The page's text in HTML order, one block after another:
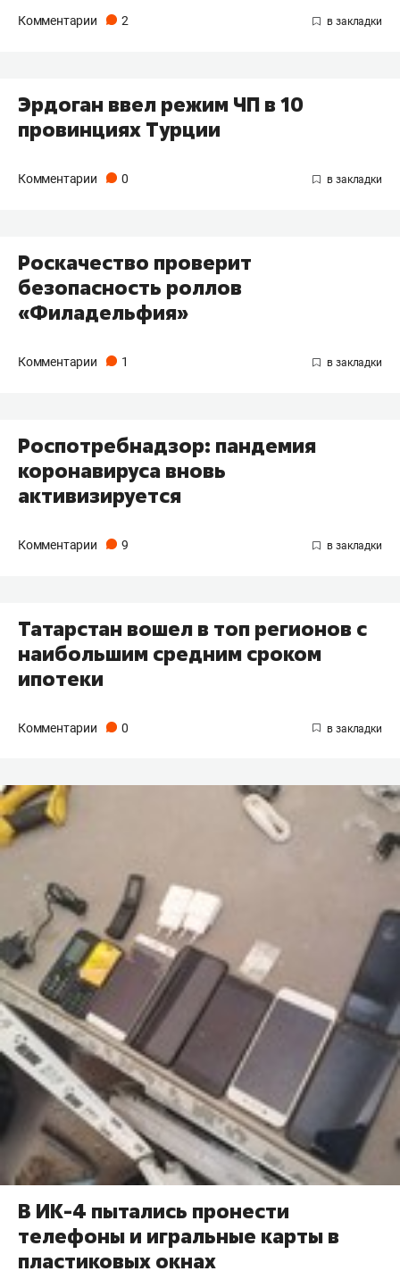
Комментарии 2
Эрдоган ввел режим ЧП в 10
провинциях Турции
Комментарии 0
Роскачество проверит
безопасность роллов
«Филадельфия»
Комментарии 1
Роспотребнадзор: пандемия
коронавируса вновь
активизируется
Комментарии 9
Татарстан вошел в топ регионов с
наибольшим средним сроком
ипотеки
Комментарии 0
В ИК-4 пытались пронести
телефоны и игральные карты в
пластиковых окнах